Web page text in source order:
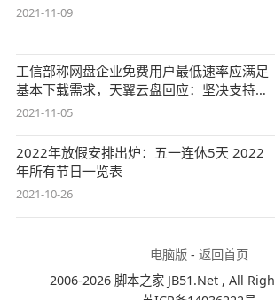
2021-11-09
工信部称网盘企业免费用户最低速率应满足
基本下载需求，天翼云盘回应：坚决支持，
始终
2021-11-05
2022年放假安排出炉：五一连休5天 2022
年所有节日一览表
2021-10-26
电脑版- 返回首页
2006-2026 脚本之家 JB51.Net , All